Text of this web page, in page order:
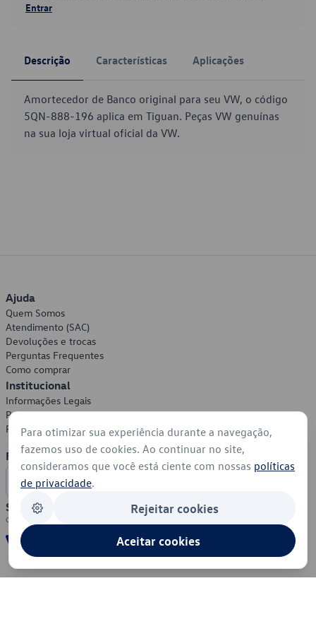
Entrar
Descrição Características Aplicações
Amortecedor de Banco original para seu VW, o código
5QN-888-196 aplica em Tiguan. Peças VW genuínas
na sua loja virtual oficial da VW.
Ajuda
Quem Somos
Atendimento (SAC)
Devoluções e trocas
Perguntas Frequentes
Como comprar
Institucional
Informações Legais
Política de Privacidade
Política de Cookies
Formas de Pagamento
Segurança
Para otimizar sua experiência durante a navegação,
fazemos uso de cookies. Ao continuar no site,
consideramos que você está ciente com nossas políticas
de privacidade.
Rejeitar cookies
Aceitar cookies